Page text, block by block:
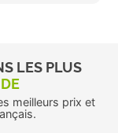
LES PLUS
meilleurs prix et